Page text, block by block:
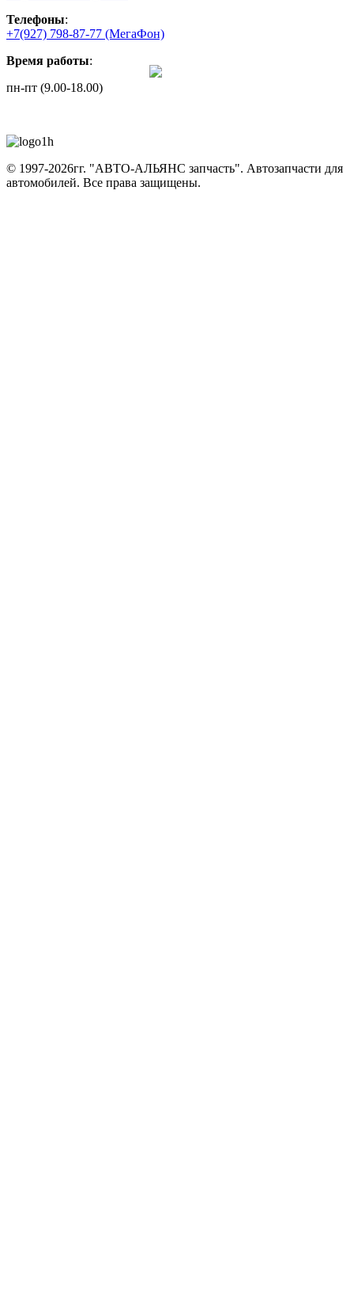
Телефоны:
+7(927) 798-87-77 (МегаФон)
Время работы:
пн-пт (9.00-18.00)
© 1997-2026гг. "АВТО-АЛЬЯНС запчасть". Автозапчасти для
автомобилей. Все права защищены.